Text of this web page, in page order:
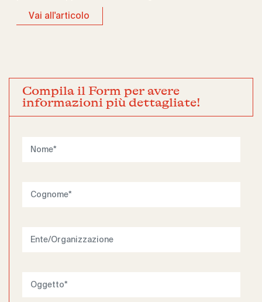
Vai all'articolo
Compila il Form per avere
informazioni più dettagliate!